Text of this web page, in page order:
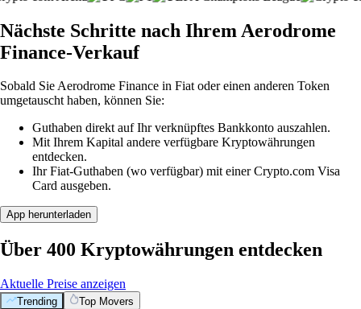
Nächste Schritte nach Ihrem Aerodrome
Finance-Verkauf
Sobald Sie Aerodrome Finance in Fiat oder einen anderen Token
umgetauscht haben, können Sie:
Guthaben direkt auf Ihr verknüpftes Bankkonto auszahlen.
Mit Ihrem Kapital andere verfügbare Kryptowährungen
entdecken.
Ihr Fiat-Guthaben (wo verfügbar) mit einer Crypto.com Visa
Card ausgeben.
App herunterladen
Über 400 Kryptowährungen entdecken
Aktuelle Preise anzeigen
Trending Top Movers